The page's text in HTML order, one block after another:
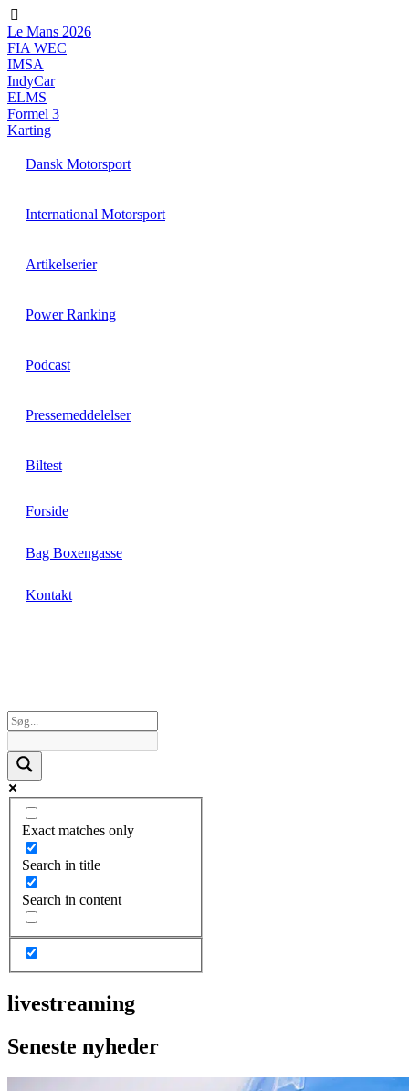
Videre
til
indhold
Le Mans 2026
FIA WEC
IMSA
IndyCar
ELMS
Formel 3
Karting
Dansk Motorsport
International Motorsport
Artikelserier
Power Ranking
Podcast
Pressemeddelelser
Biltest
Forside
Bag Boxengasse
Kontakt
Exact matches only
Search in title
Search in content
livestreaming
Seneste nyheder